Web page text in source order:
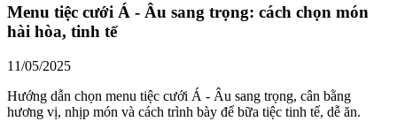
Menu tiệc cưới Á - Âu sang trọng: cách chọn món
hài hòa, tinh tế
11/05/2025
Hướng dẫn chọn menu tiệc cưới Á - Âu sang trọng, cân bằng
hương vị, nhịp món và cách trình bày để bữa tiệc tinh tế, dễ ăn.